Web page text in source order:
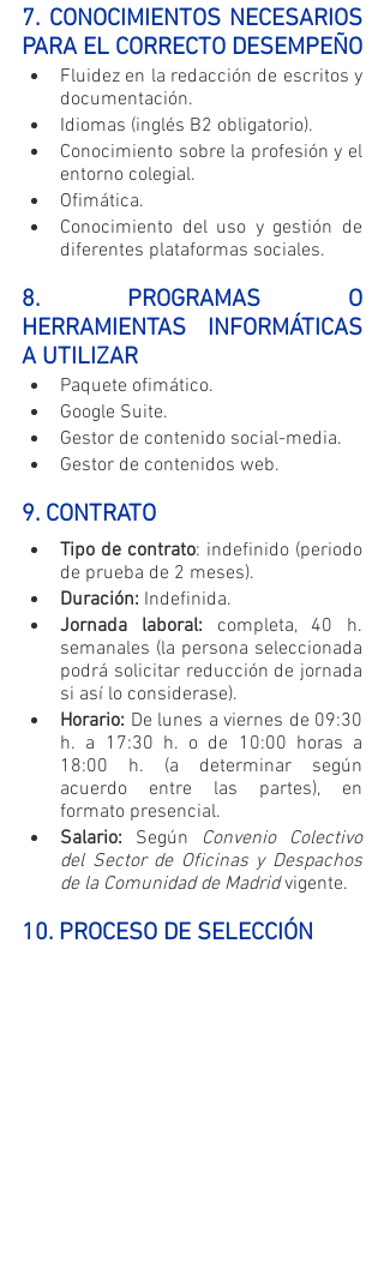
7. CONOCIMIENTOS NECESARIOS
PARA EL CORRECTO DESEMPEÑO
Fluidez en la redacción de escritos y
documentación.
Idiomas (inglés B2 obligatorio).
Conocimiento sobre la profesión y el
entorno colegial.
Ofimática.
Conocimiento del uso y gestión de
diferentes plataformas sociales.
8. PROGRAMAS O
HERRAMIENTAS INFORMÁTICAS
A UTILIZAR
Paquete ofimático.
Google Suite.
Gestor de contenido social-media.
Gestor de contenidos web.
9. CONTRATO
Tipo de contrato: indefinido (periodo
de prueba de 2 meses).
Duración: Indefinida.
Jornada laboral: completa, 40 h.
semanales (la persona seleccionada
podrá solicitar reducción de jornada
si así lo considerase).
Horario: De lunes a viernes de 09:30
h. a 17:30 h. o de 10:00 horas a
18:00 h. (a determinar según
acuerdo entre las partes), en
formato presencial.
Salario: Según Convenio Colectivo
del Sector de Oficinas y Despachos
de la Comunidad de Madrid vigente.
10. PROCESO DE SELECCIÓN